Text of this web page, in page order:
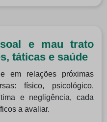
e mau trato
táticas e saúde
em relações próximas
físico, psicológico,
e negligência, cada
a avaliar.